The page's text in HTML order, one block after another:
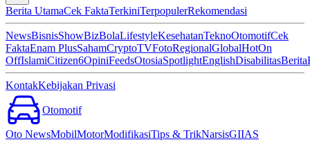
Berita UtamaCek FaktaTerkiniTerpopulerRekomendasi
NewsBisnisShowBizBolaLifestyleKesehatanTeknoOtomotifCek
FaktaEnam PlusSahamCryptoTVFotoRegionalGlobalHotOn
OffIslamiCitizen6OpiniFeedsOtosiaSpotlightEnglishDisabilitasBerita
KontakKebijakan Privasi
Otomotif
Oto NewsMobilMotorModifikasiTips & TrikNarsisGIIAS